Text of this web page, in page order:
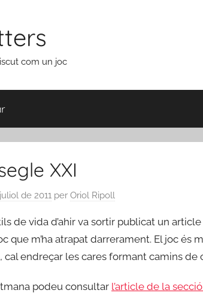
com un joc
XXI
de 2011 per Oriol Ripoll
de vida d’ahir va sortir publicat un
que m’ha atrapat darrerament. El joc és
endreçar les cares formant camins de
podeu consultar l’article de la